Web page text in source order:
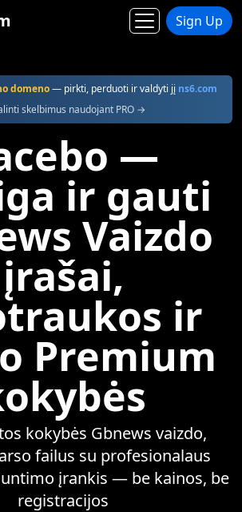
Sign Up
domeno— pirkti, perduoti ir valdyti jį ns6.com
skelbimus naudojant PRO →
—
ir gauti
Vaizdo
įrašai,
ir
Premium
kokybės Gbnews vaizdo,
failus su profesionalaus
įrankis — be kainos, be
registracijos